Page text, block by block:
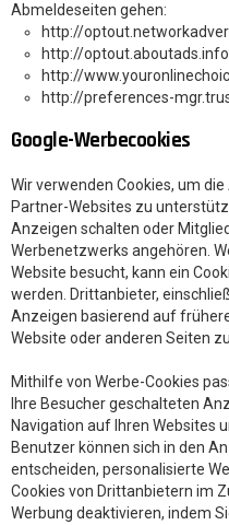
Abmeldeseiten gehen:
http://
http://
http://
http://preferences-
Google-Werbecookies
Wir verwenden Cookies, um
Partner-Websites zu
Anzeigen schalten oder
Werbenetzwerks angehören.
Website besucht, kann ein
werden. Drittanbieter,
Anzeigen basierend auf
Website oder anderen Seiten
Mithilfe von Werbe-Cookies
Ihre Besucher geschalteten
Navigation auf Ihren Websites
Benutzer können sich in den
entscheiden, personalisierte
Cookies von Drittanbietern im
Werbung deaktivieren, indem